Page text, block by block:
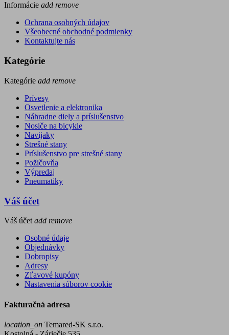
Informácie add remove
Ochrana osobných údajov
Všeobecné obchodné podmienky
Kontaktujte nás
Kategórie
Kategórie add remove
Prívesy
Osvetlenie a elektronika
Náhradne diely a príslušenstvo
Nosiče na bicykle
Navijaky
Strešné stany
Príslušenstvo pre strešné stany
Požičovňa
Výpredaj
Pneumatiky
Váš účet
Váš účet add remove
Osobné údaje
Objednávky
Dobropisy
Adresy
Zľavové kupóny
Nastavenia súborov cookie
Fakturačná adresa
location_on Temared-SK s.r.o.